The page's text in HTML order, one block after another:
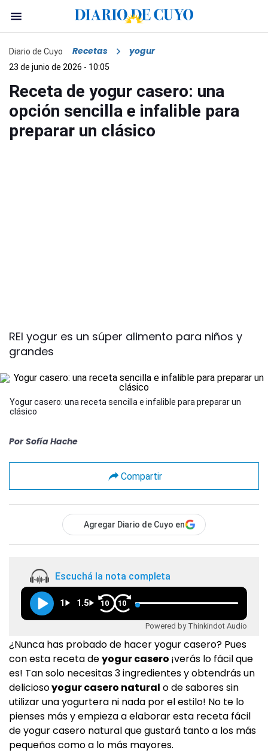
Diario de Cuyo Recetas yogur
23 de junio de 2026 - 10:05
Receta de yogur casero: una
opción sencilla e infalible para
preparar un clásico
REl yogur es un súper alimento para niños y
grandes
Yogur casero: una receta sencilla e infalible para preparar un
clásico
Por Sofía Hache
Compartir
Agregar Diario de Cuyo en
Escuchá la nota completa
1 1.5 10 10
Powered by Thinkindot Audio
¿Nunca has probado de hacer yogur casero? Pues
con esta receta deyogur casero ¡verás lo fácil que
es! Tan solo necesitas 3 ingredientes y obtendrás un
deliciosoyogur casero natural o de sabores sin
utilizar una yogurtera ni nada por el estilo! No te lo
pienses más y empieza a elaborar esta receta fácil
de yogur casero natural que gustará tanto a los más
pequeños como a lo más mayores.